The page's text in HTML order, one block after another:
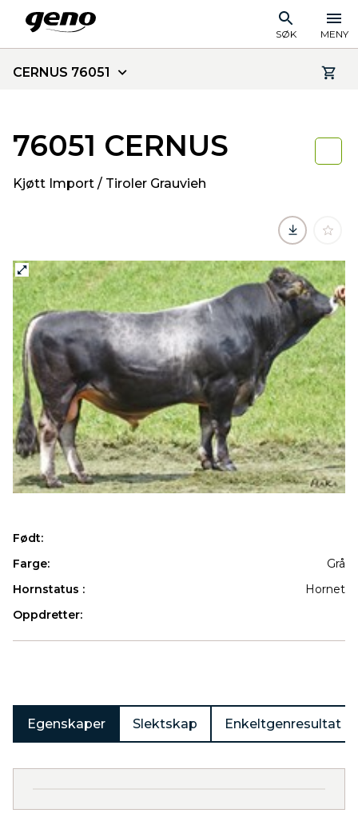
SØK MENY
CERNUS 76051
76051 CERNUS
Kjøtt Import / Tiroler Grauvieh
Født:
Farge:
Grå
Hornstatus :
Hornet
Oppdretter:
Egenskaper Slektskap Enkeltgenresultat